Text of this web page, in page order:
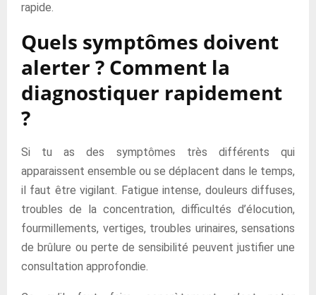
rapide.
Quels symptômes doivent
alerter ? Comment la
diagnostiquer rapidement
?
Si tu as des symptômes très différents qui
apparaissent ensemble ou se déplacent dans le temps,
il faut être vigilant. Fatigue intense, douleurs diffuses,
troubles de la concentration, difficultés d’élocution,
fourmillements, vertiges, troubles urinaires, sensations
de brûlure ou perte de sensibilité peuvent justifier une
consultation approfondie.